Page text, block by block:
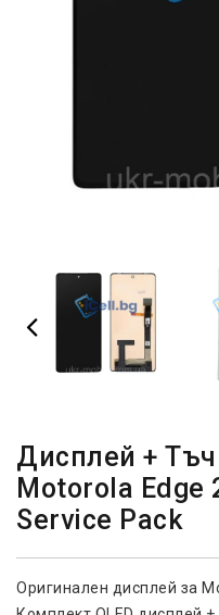
Дисплей +
Motorola Edge
Service Pack
Оригинален дисплей за